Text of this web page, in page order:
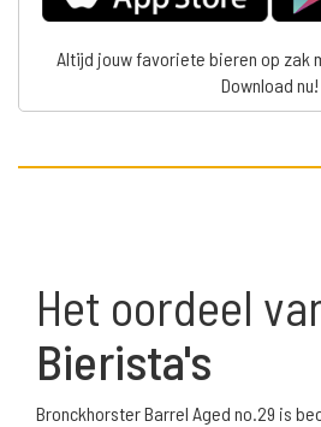
Altijd jouw favoriete bieren op zak
Download nu!
Het oordeel
Bierista's
Bronckhorster Barrel Aged no.29 is